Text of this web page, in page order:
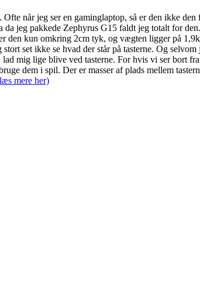
når jeg ser en gaminglaptop, så er den ikke
jeg pakkede Zephyrus G15 faldt jeg totalt for
den kun omkring 2cm tyk, og vægten ligger på
set ikke se hvad der står på tasterne. Og
mig lige blive ved tasterne. For hvis vi ser bort
dem i spil. Der er masser af plads mellem
mere her)